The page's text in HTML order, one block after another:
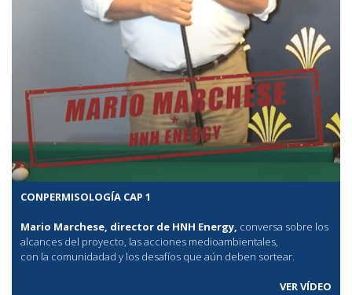
CONPERMISOLOGÍA CAP 1
Mario Marchese, director de HNH Energy, conversa sobre los
alcances del proyecto, las acciones medioambientales,
con la comunidadad y los desafíos que aún deben sortear.
VER VÍDEO